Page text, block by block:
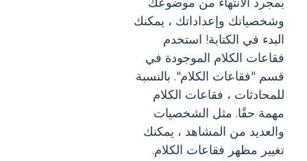
وشخصياتك وإعداداتك ، يمكنك
البدء في الكتابة! استخدم
فقاعات الكلام الموجودة في
قسم "فقاعات الكلام". بالنسبة
للمحادثات ، فقاعات الكلام
مهمة حقًا. مثل الشخصيات
والعديد من المشاهد ، يمكنك
تغيير مظهر فقاعات الكلام.